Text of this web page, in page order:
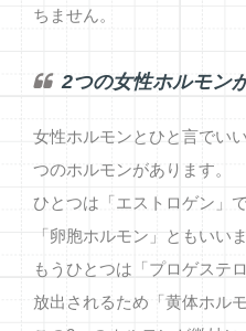
ちません。
2つの女性ホルモン
女性ホルモンとひと言でい
つのホルモンがあります。
ひとつは「エストロゲン」
「卵胞ホルモン」ともいいま
もうひとつは「プロゲステ
放出されるため「黄体ホル